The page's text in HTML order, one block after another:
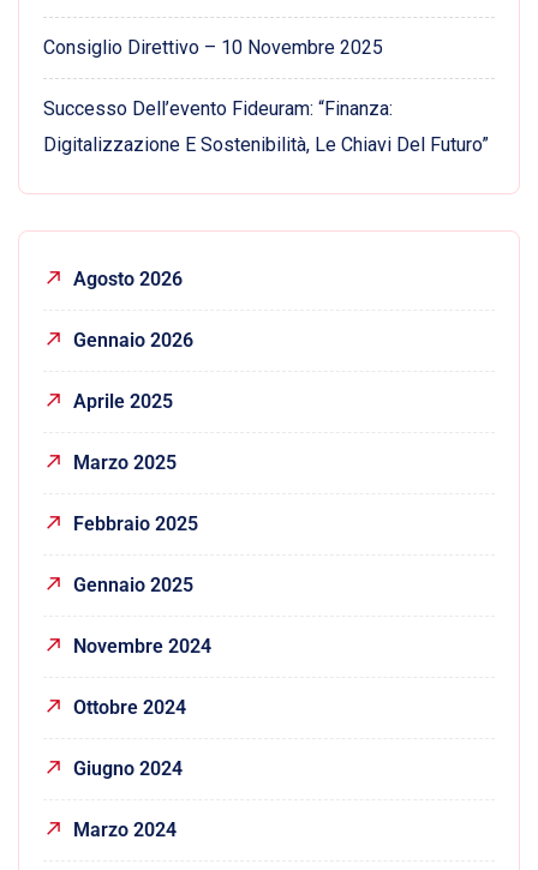
Consiglio Direttivo – 10 Novembre 2025
Successo Dell’evento Fideuram: “Finanza:
Digitalizzazione E Sostenibilità, Le Chiavi Del Futuro”
Agosto 2026
Gennaio 2026
Aprile 2025
Marzo 2025
Febbraio 2025
Gennaio 2025
Novembre 2024
Ottobre 2024
Giugno 2024
Marzo 2024